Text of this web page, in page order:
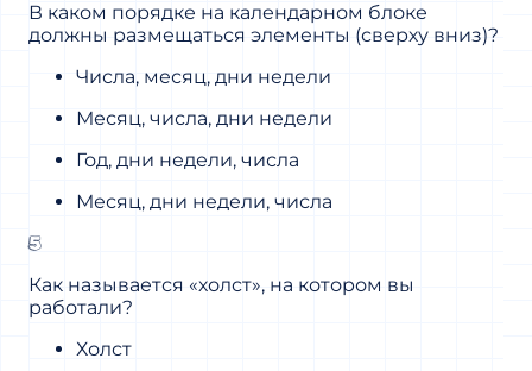
В каком порядке на календарном блоке
должны размещаться элементы (сверху вниз)?
Числа, месяц, дни недели
Месяц, числа, дни недели
Год, дни недели, числа
Месяц, дни недели, числа
5
Как называется «холст», на котором вы
работали?
Холст